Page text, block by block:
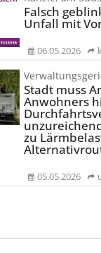
Falsch
Unfall mit
06.05.2026
Stadt muss
Anwohners
zu
05.05.2026